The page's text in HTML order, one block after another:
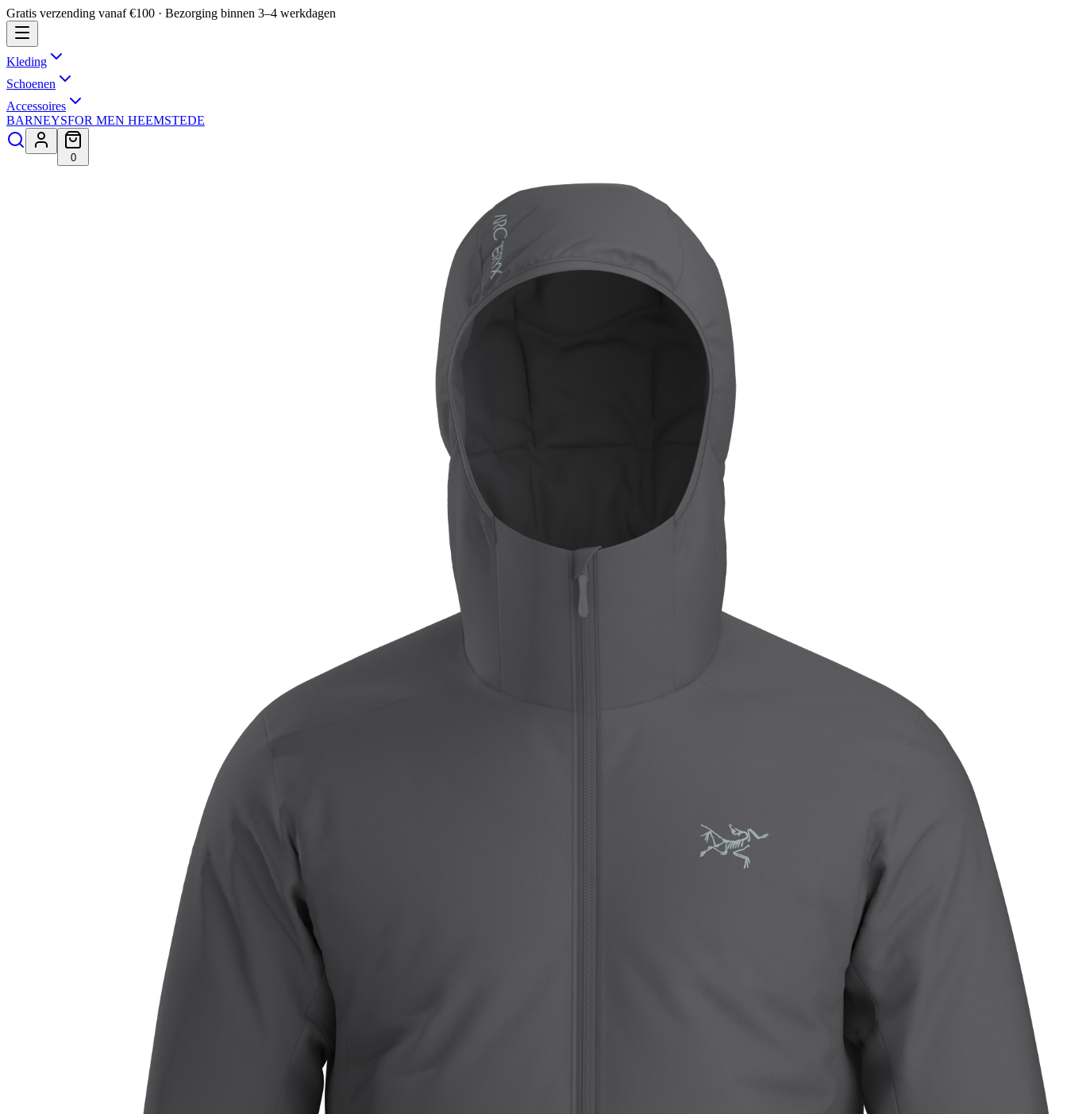
Gratis verzending vanaf €100 · Bezorging binnen 3–4 werkdagen
Kleding
Schoenen
Accessoires
BARNEYSFOR MEN HEEMSTEDE
0